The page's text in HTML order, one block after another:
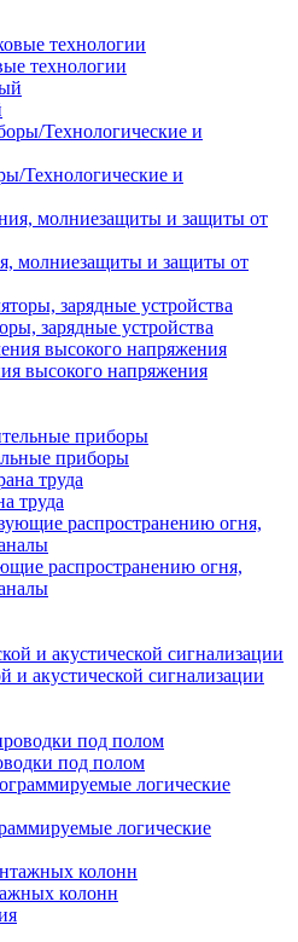
технологии
Технологические и
молниезащиты и защиты от
зарядные устройства
высокого напряжения
приборы
труда
распространению огня,
и акустической сигнализации
под полом
логические
колонн